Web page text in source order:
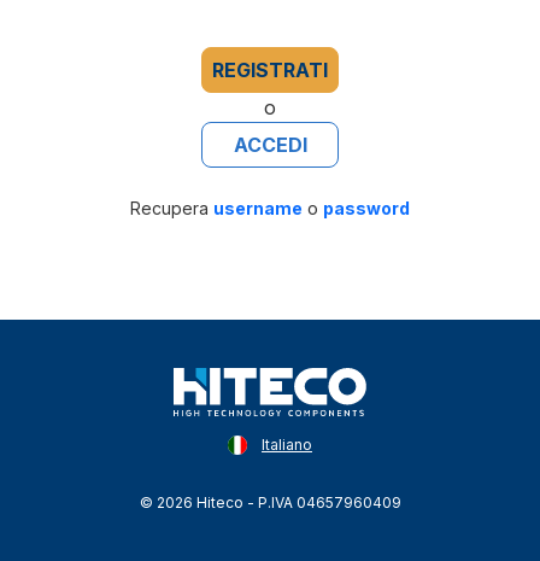
REGISTRATI
o
ACCEDI
Recupera username o password
Italiano
© 2026 Hiteco - P.IVA 04657960409